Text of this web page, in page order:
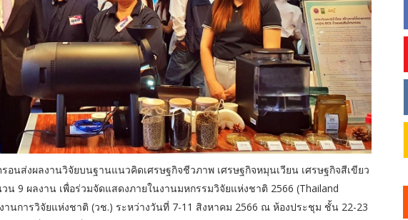
นส่งผลงานวิจัยบนฐานแนวคิดเศรษฐกิจชีวภาพ เศรษฐกิจหมุนเวียน เศรษฐกิจสีเขียว
น 9 ผลงาน เพื่อร่วมจัดแสดงภายในงานมหกรรมวิจัยแห่งชาติ 2566 (Thailand
านการวิจัยแห่งชาติ (วช.) ระหว่างวันที่ 7-11 สิงหาคม 2566 ณ ห้องประชุม ชั้น 22-23